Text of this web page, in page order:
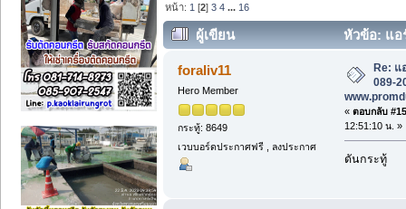
หน้า: 1 [2]3 4 ... 16
ผู้เขียน
หัวข้อ: แอ
www.promduang.com (อ่าน 8685 ครั้
foraliv11
Hero Member
กระทู้: 8649
เวบบอร์ดประกาศฟรี , ลงประกาศ
Re:
089-
« ตอบกลับ
12:51:10 น. »
ดันกระทู้